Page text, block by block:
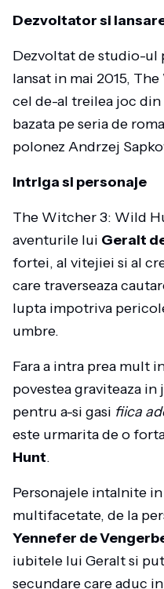
Dezvoltator si
Dezvoltat de studio-ul
lansat in mai 2015,
cel de-al treilea joc din
bazata pe seria de
polonez Andrzej
Intriga si personaje
The Witcher 3: Wild
aventurile lui Geralt
fortei, al vitejiei si al
care traverseaza
lupta impotriva
umbre.
Fara a intra prea mult
povestea graviteaza
pentru a-si gasi fiica
este urmarita de o
Hunt.
Personajele intalnite
multifacetate, de la
Yennefer de
iubitele lui Geralt si
secundare care aduc